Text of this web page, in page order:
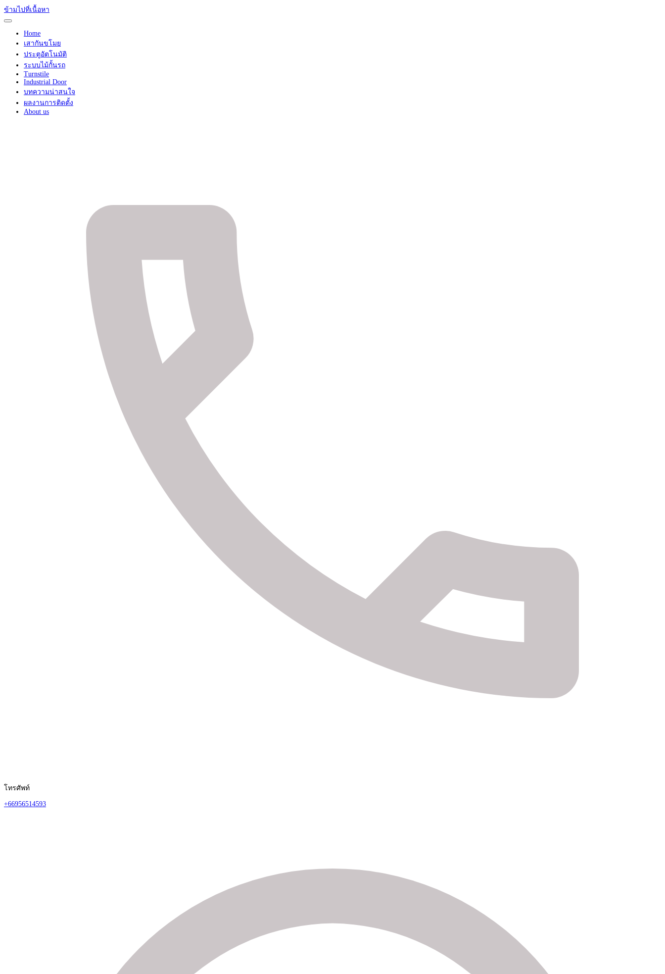
ข้ามไปที่เนื้อหา
Home
เสากันขโมย
ประตูอัตโนมัติ
ระบบไม้กั้นรถ
Turnstile
Industrial Door
บทความน่าสนใจ
ผลงานการติดตั้ง
About us
โทรศัพท์
+66956514593